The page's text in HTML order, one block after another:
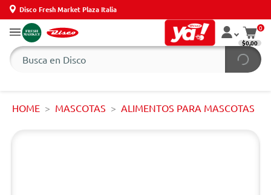
Disco Fresh Market Plaza Italia
0
$0,00
HOME MASCOTAS ALIMENTOS PARA MASCOTAS